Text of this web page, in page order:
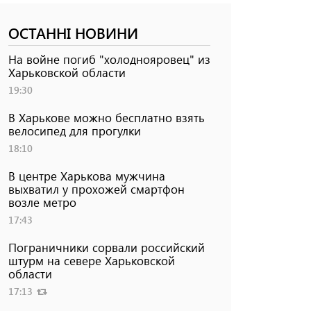
ОСТАННІ НОВИНИ
На войне погиб "холоднояровец" из
Харьковской области
19:30
В Харькове можно бесплатно взять
велосипед для прогулки
18:10
В центре Харькова мужчина
выхватил у прохожей смартфон
возле метро
17:43
Пограничники сорвали российский
штурм на севере Харьковской
области
17:13